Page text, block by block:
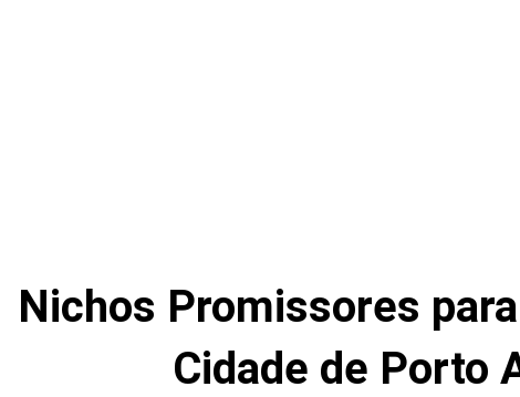
Nichos Promissores
Cidade de Porto